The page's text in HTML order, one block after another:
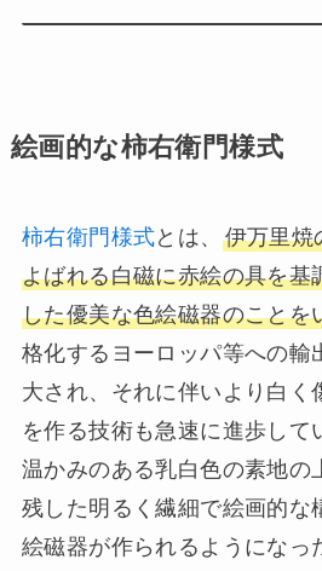
絵画的な柿右衛門様式
柿右衛門様式とは、 伊万里焼
よばれる白磁に赤絵の具を基
した優美な色絵磁器のことを
格化するヨーロッパ等への輸
大され、それに伴いより白く
を作る技術も急速に進歩して
温かみのある乳白色の素地の
残した明るく繊細で絵画的な
絵磁器が作られるようになっ